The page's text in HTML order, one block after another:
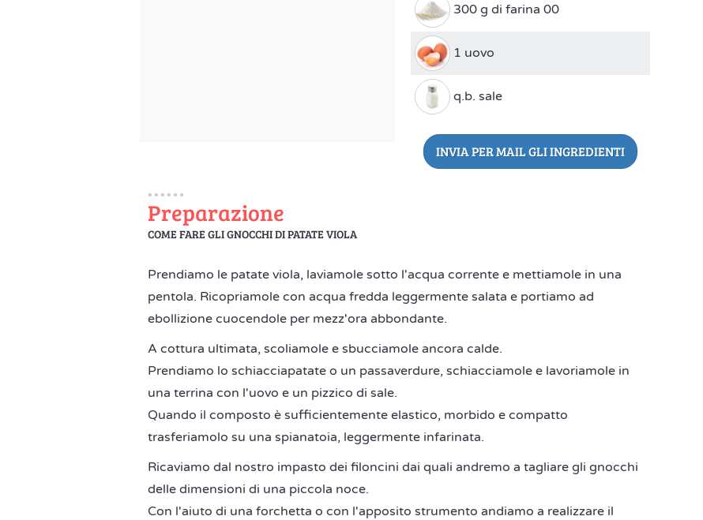
300 g di farina 00
1 uovo
q.b. sale
INVIA PER MAIL GLI INGREDIENTI
Preparazione
COME FARE GLI GNOCCHI DI PATATE VIOLA
Prendiamo le patate viola, laviamole sotto l'acqua corrente e mettiamole in una
pentola. Ricopriamole con acqua fredda leggermente salata e portiamo ad
ebollizione cuocendole per mezz'ora abbondante.
A cottura ultimata, scoliamole e sbucciamole ancora calde.
Prendiamo lo schiacciapatate o un passaverdure, schiacciamole e lavoriamole in
una terrina con l'uovo e un pizzico di sale.
Quando il composto è sufficientemente elastico, morbido e compatto
trasferiamolo su una spianatoia, leggermente infarinata.
Ricaviamo dal nostro impasto dei filoncini dai quali andremo a tagliare gli gnocchi
delle dimensioni di una piccola noce.
Con l'aiuto di una forchetta o con l'apposito strumento andiamo a realizzare il